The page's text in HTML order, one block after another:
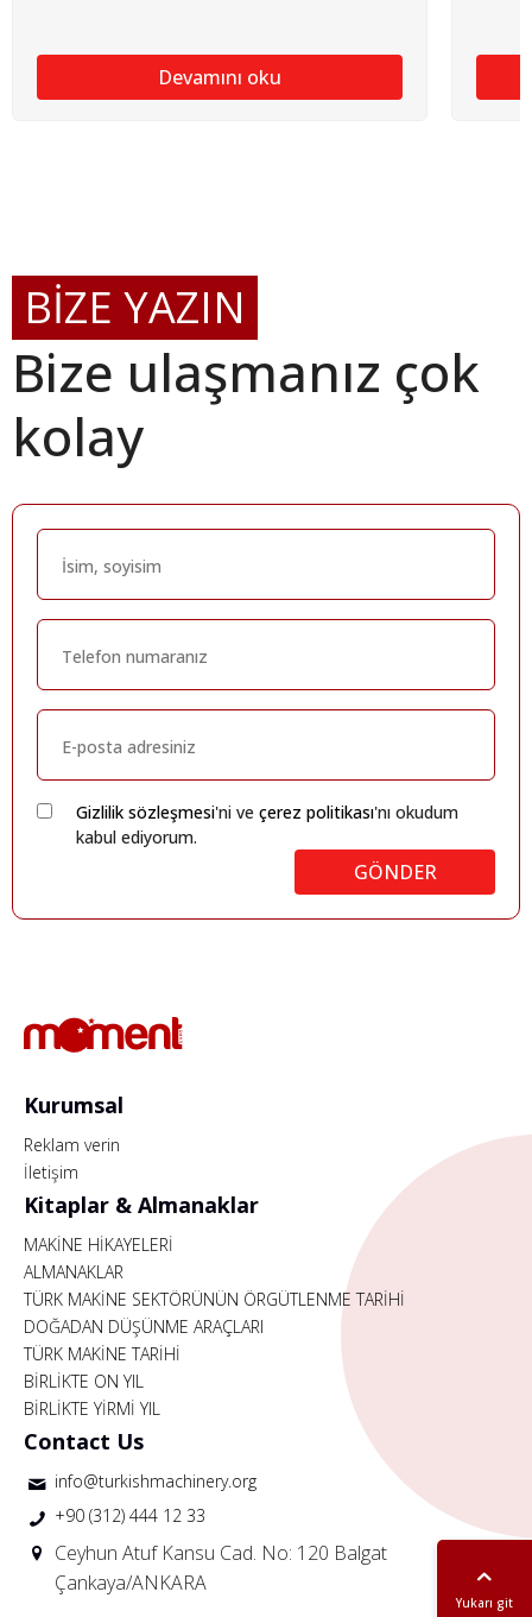
Devamını oku
BİZE YAZIN
Bize ulaşmanız çok
kolay
Gizlilik sözleşmesi'ni ve çerez politikası'nı okudum
kabul ediyorum.
GÖNDER
Yukarı git
Kurumsal
Reklam verin
İletişim
Kitaplar & Almanaklar
MAKİNE HİKAYELERİ
ALMANAKLAR
TÜRK MAKİNE SEKTÖRÜNÜN ÖRGÜTLENME TARİHİ
DOĞADAN DÜŞÜNME ARAÇLARI
TÜRK MAKİNE TARİHİ
BİRLİKTE ON YIL
BİRLİKTE YİRMİ YIL
Contact Us
info@turkishmachinery.org
+90 (312) 444 12 33
Ceyhun Atuf Kansu Cad. No: 120 Balgat
Çankaya/ANKARA